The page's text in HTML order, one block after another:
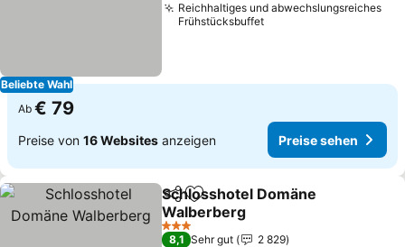
Beliebte Wahl
Reichhaltiges und abwechslungsreiches
Frühstücksbuffet
Ab € 79
Preise von 16 Websites anzeigen Preise sehen
TeilenZu Favoriten hinzufügen
Schlosshotel Domäne
Walberberg
3 Sterne
8,1 Sehr gut
2 829